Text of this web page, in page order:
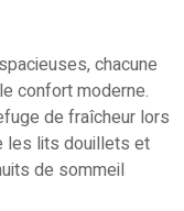
chacune
confort moderne.
de fraîcheur lors
les lits douillets et
de sommeil